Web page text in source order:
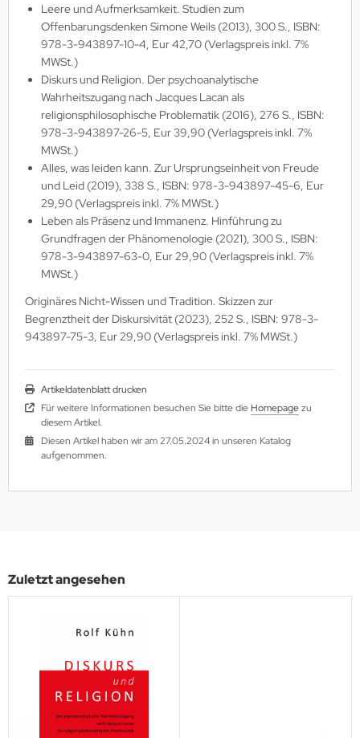
Leere und Aufmerksamkeit. Studien zum
Offenbarungsdenken Simone Weils (2013), 300 S., ISBN:
978-3-943897-10-4, Eur 42,70 (Verlagspreis inkl. 7%
MWSt.)
Diskurs und Religion. Der psychoanalytische
Wahrheitszugang nach Jacques Lacan als
religionsphilosophische Problematik (2016), 276 S., ISBN:
978-3-943897-26-5, Eur 39,90 (Verlagspreis inkl. 7%
MWSt.)
Alles, was leiden kann. Zur Ursprungseinheit von Freude
und Leid (2019), 338 S., ISBN: 978-3-943897-45-6, Eur
29,90 (Verlagspreis inkl. 7% MWSt.)
Leben als Präsenz und Immanenz. Hinführung zu
Grundfragen der Phänomenologie (2021), 300 S., ISBN:
978-3-943897-63-0, Eur 29,90 (Verlagspreis inkl. 7%
MWSt.)
Originäres Nicht-Wissen und Tradition. Skizzen zur
Begrenztheit der Diskursivität (2023), 252 S., ISBN: 978-3-
943897-75-3, Eur 29,90 (Verlagspreis inkl. 7% MWSt.)
Artikeldatenblatt drucken
Für weitere Informationen besuchen Sie bitte die Homepagezu
diesem Artikel.
Diesen Artikel haben wir am 27.05.2024 in unseren Katalog
aufgenommen.
Zuletzt angesehen